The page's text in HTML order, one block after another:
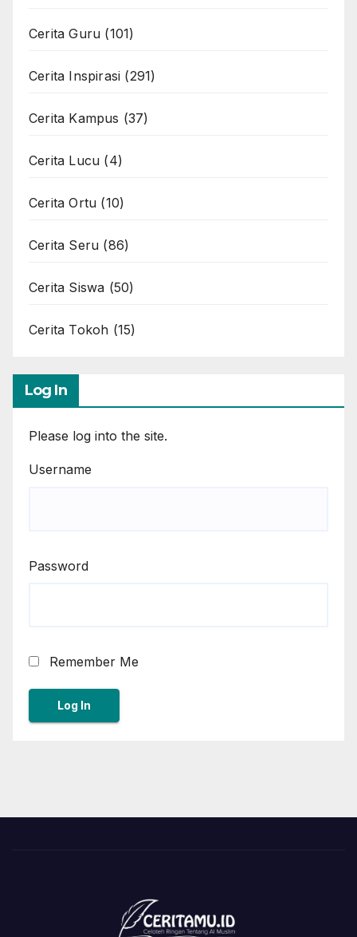
Cerita Guru (101)
Cerita Inspirasi (291)
Cerita Kampus (37)
Cerita Lucu (4)
Cerita Ortu (10)
Cerita Seru (86)
Cerita Siswa (50)
Cerita Tokoh (15)
Log In
Please log into the site.
Username
Password
Remember Me